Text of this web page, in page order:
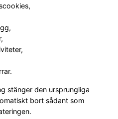
stänger den ursprungliga
bort sådant som